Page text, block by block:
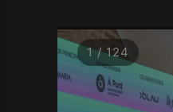
1 / 124